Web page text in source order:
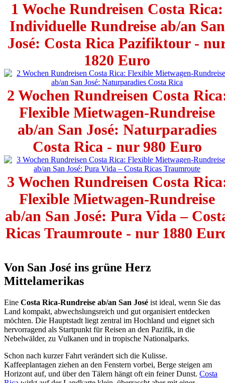
1 Woche Rundreisen Costa Rica:
Individuelle Rundreise ab/an San
José: Costa Rica Pazifiktour -
1820 Euro
2 Wochen Rundreisen Costa
Flexible Mietwagen-Rundreise
ab/an San José: Naturparadies
Costa Rica - nur 980 Euro
3 Wochen Rundreisen Costa
Flexible Mietwagen-Rundreise
ab/an San José: Pura Vida –
Ricas Traumroute - nur 1880
Von San José ins grüne Herz
Mittelamerikas
Eine Costa Rica-Rundreise ab/an San José ist ideal, wenn Sie das
Land kompakt, abwechslungsreich und gut organisiert entdecken
möchten. Die Hauptstadt liegt zentral im Hochland und eignet sich
hervorragend als Startpunkt für Reisen an den Pazifik, in die
Nebelwälder, zu Vulkanen und in tropische Nationalparks.
Schon nach kurzer Fahrt verändert sich die Kulisse.
Kaffeeplantagen ziehen an den Fenstern vorbei, Berge steigen am
Horizont auf, und über den Tälern hängt oft ein feiner Dunst. Costa